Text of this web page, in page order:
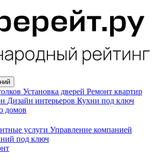
Установка дверей Ремонт квартир
Дизайн интерьеров Кухни под ключ
домов
услуги Управление компанией
под ключ